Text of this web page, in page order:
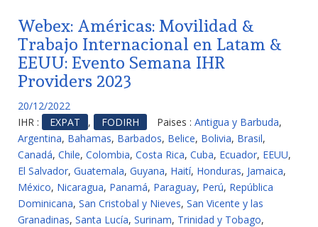
Webex: Américas: Movilidad &
Trabajo Internacional en Latam &
EEUU: Evento Semana IHR
Providers 2023
20/12/2022
IHR :
EXPAT , FODIRH Paises : Antigua y Barbuda,
Argentina, Bahamas, Barbados, Belice, Bolivia, Brasil,
Canadá, Chile, Colombia, Costa Rica, Cuba, Ecuador, EEUU,
El Salvador, Guatemala, Guyana, Haití, Honduras, Jamaica,
México, Nicaragua, Panamá, Paraguay, Perú, República
Dominicana, San Cristobal y Nieves, San Vicente y las
Granadinas, Santa Lucía, Surinam, Trinidad y Tobago,